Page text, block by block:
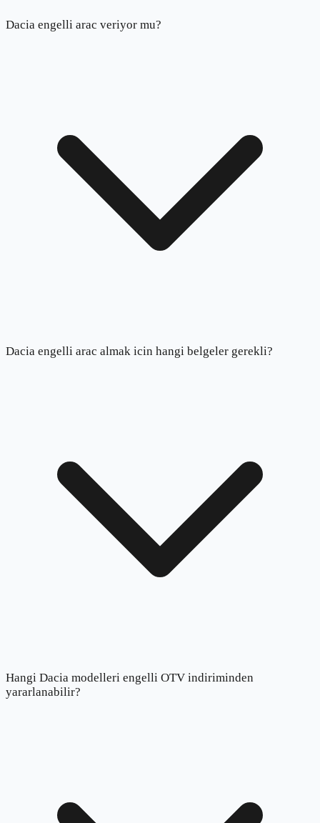
Dacia engelli arac veriyor mu?
Dacia engelli arac almak icin hangi belgeler gerekli?
Hangi Dacia modelleri engelli OTV indiriminden
yararlanabilir?